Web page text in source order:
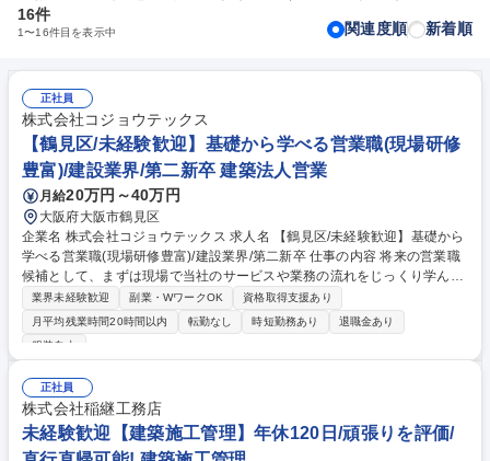
16件
1〜16件目を表示中 関連度順 新着順
正社員
株式会社コジョウテックス
【鶴見区/未経験歓迎】基礎から学べる営業職(現場研修
豊富)/建設業界/第二新卒 建築法人営業
月給20万円～40万円
大阪府大阪市鶴見区
企業名 株式会社コジョウテックス 求人名 【鶴見区/未経験歓迎】基礎から
学べる営業職(現場研修豊富)/建設業界/第二新卒 仕事の内容 将来の営業職
候補として、まずは現場で当社のサービスや業務の流れをじっくり学んで
いただきます。入社後2～3年間は現場で経験を積み、商品知識や顧客対応
の基礎を身につけた後、営業職へキャリアチェンジします。 【業務詳細】
・入社後2～3年:現場配属。サービス提供の流れ、安全管理、現場のリア
場経験を活かした提案営業。顧客ニーズのヒアリングから最適なプランの
提示までを担当。 【魅力】現場の裏側まで熟知した上で営業活動ができる
ため、顧客に寄り添った説得力のある提案が可能です。未経験からでも焦
らずプロを目指せる手厚い育成環境です。 募集職種 【鶴見区/未経験歓
迎】基礎から学べる営業職(現場研修豊富)/建設業界/第二新卒
業界未経験歓迎 副業・WワークOK
資格取得支援あり
月平均残業時間20時間以内
転勤なし 時短勤務あり
退職金あり
服装自由
正社員
株式会社稲継工務店
未経験歓迎【建築施工管理】年休120日/頑張りを評価/